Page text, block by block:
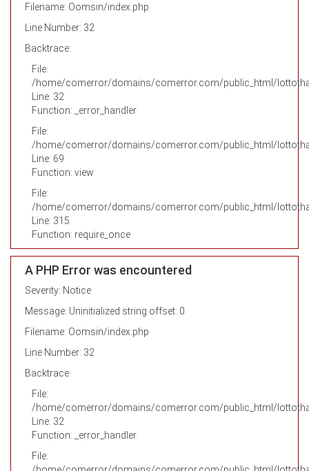
Filename: Oomsin/index.php
Line Number: 32
Backtrace:
File:
/home/comerror/domains/comerror.com/public_html/
Line: 32
Function: _error_handler
File:
/home/comerror/domains/comerror.com/public_html/
Line: 69
Function: view
File:
/home/comerror/domains/comerror.com/public_html/
Line: 315
Function: require_once
A PHP Error was encountered
Severity: Notice
Message: Uninitialized string offset: 0
Filename: Oomsin/index.php
Line Number: 32
Backtrace:
File:
/home/comerror/domains/comerror.com/public_html/
Line: 32
Function: _error_handler
File: